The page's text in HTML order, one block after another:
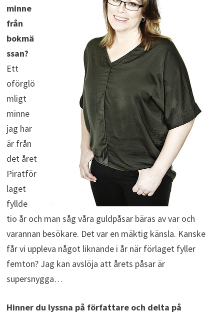
minne
från
bokmä
ssan?
Ett
oförglö
mligt
minne
jag har
är från
det året
Piratför
laget
fyllde
tio år och man såg våra guldpåsar bäras av var och
varannan besökare. Det var en mäktig känsla. Kanske
får vi uppleva något liknande i år när förlaget fyller
femton? Jag kan avslöja att årets påsar är
supersnygga…
Hinner du lyssna på författare och delta på